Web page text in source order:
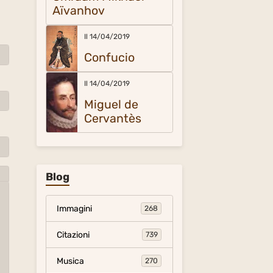
Aïvanhov
Il 14/04/2019
Confucio
Il 14/04/2019
Miguel de
Cervantès
Blog
Immagini 268
Citazioni 739
Musica 270